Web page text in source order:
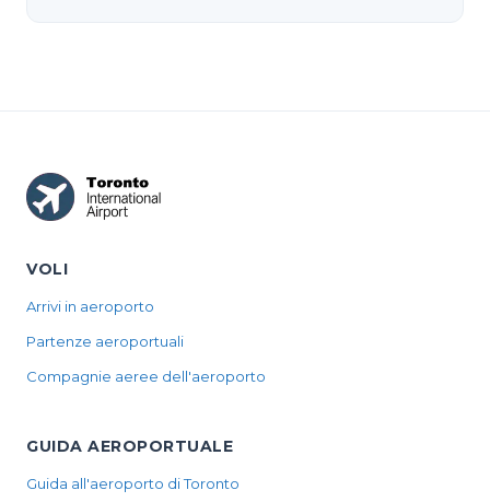
VOLI
Arrivi in aeroporto
Partenze aeroportuali
Compagnie aeree dell'aeroporto
GUIDA AEROPORTUALE
Guida all'aeroporto di Toronto